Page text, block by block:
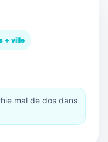
+ ville
mal de dos dans